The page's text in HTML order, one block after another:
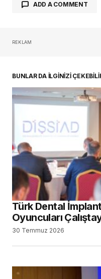
ADD A COMMENT
REKLAM
BUNLAR DA İLGİNİZİ
Türk Dental
Oyuncuları
30 Temmuz 2026